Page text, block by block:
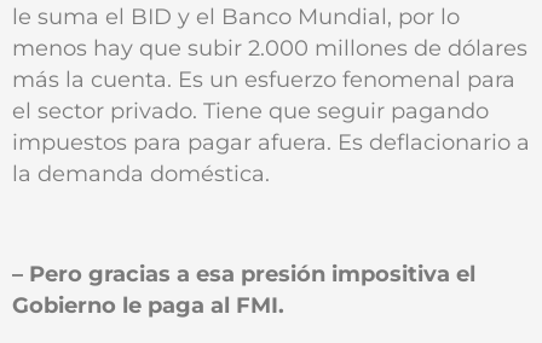
le suma el BID y el Banco Mundial, por lo
menos hay que subir 2.000 millones de dólares
más la cuenta. Es un esfuerzo fenomenal para
el sector privado. Tiene que seguir pagando
impuestos para pagar afuera. Es deflacionario a
la demanda doméstica.
– Pero gracias a esa presión impositiva el
Gobierno le paga al FMI.